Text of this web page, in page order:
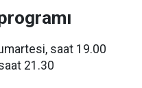
saat 19.00
21.30